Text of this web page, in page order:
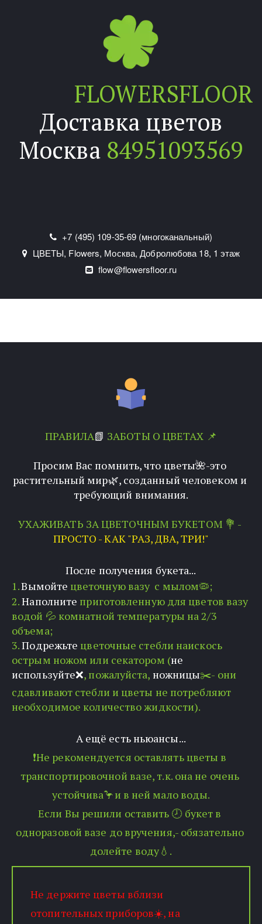
FLOWERSFLOOR
Доставка цветов
Москва 84951093569
+7 (495) 109-35-69 (многоканальный)
ЦВЕТЫ, Flowers, Москва,Добролюбова 18, 1 этаж
flow@flowersfloor.ru
ПРАВИЛА📗 ЗАБОТЫ О ЦВЕТАХ 📌
Просим Вас помнить, что цветы🌺-это
растительный мир🌿, созданный человеком и
требующий внимания.
ПРОСТО - КАК "РАЗ, ДВА, ТРИ!"
После получения букета...
1. Вымойте цветочную вазу  с мылом🦠;
2. Наполните приготовленную для цветов вазу
водой 💦 комнатной температуры на 2/3
объема;
3. Подрежьте цветочные стебли наискось
острым ножом или секатором (не
используйте❌, пожалуйста, ножницы✂️- они
сдавливают стебли и цветы не потребляют
необходимое количество жидкости).
А ещё есть ньюансы...
❗️Не рекомендуется оставлять цветы в
транспортировочной вазе, т.к. она не очень
устойчива🦩и в ней мало воды.
Если Вы решили оставить 🕗 букет в
одноразовой вазе до вручения,- обязательно
долейте воду💧.
Не держите цветы вблизи
отопительных приборов☀️, на